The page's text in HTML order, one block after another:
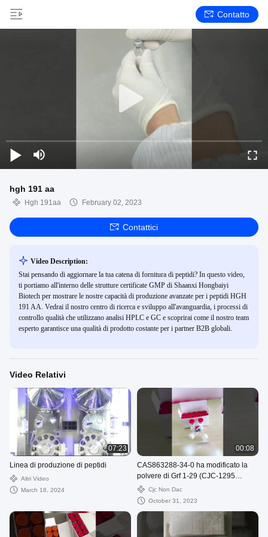
Contatto
hgh 191 aa
Hgh 191aa February 02, 2023
Contattici
Video Description:
Stai pensando di aggiornare la tua catena di fornitura di peptidi? In questo video,
ti portiamo all'interno delle strutture certificate GMP di Shaanxi Hongbaiyi
Biotech per mostrare le nostre capacità di produzione avanzate per i peptidi HGH
191 AA. Vedrai il nostro centro di ricerca e sviluppo all'avanguardia, i processi di
controllo qualità che utilizzano analisi HPLC e GC e scoprirai come il nostro team
esperto garantisce una qualità di prodotto costante per i partner B2B globali.
Video Relativi
07:23
Linea di produzione di peptidi
Altri Video
March 18, 2024
00:08
CAS863288-34-0 ha modificato la
polvere di Grf 1-29 (CJC-1295
NESSUN DAC) per la costruzione
del muscolo
Cjc Non Dac
October 31, 2023